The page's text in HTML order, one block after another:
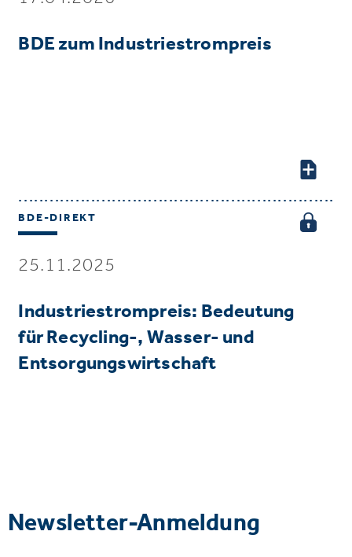
BDE zum Industriestrompreis
BDE-DIREKT
25.11.2025
Industriestrompreis: Bedeutung
für Recycling-, Wasser- und
Entsorgungswirtschaft
Newsletter-Anmeldung